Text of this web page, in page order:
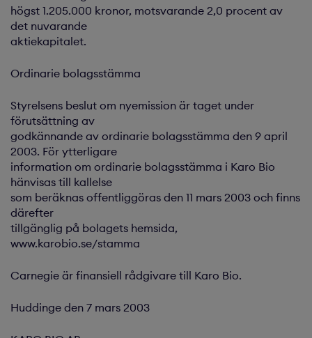
högst 1.205.000 kronor, motsvarande 2,0 procent av
det nuvarande
aktiekapitalet.
Ordinarie bolagsstämma
Styrelsens beslut om nyemission är taget under
förutsättning av
godkännande av ordinarie bolagsstämma den 9 april
2003. För ytterligare
information om ordinarie bolagsstämma i Karo Bio
hänvisas till kallelse
som beräknas offentliggöras den 11 mars 2003 och finns
därefter
tillgänglig på bolagets hemsida,
www.karobio.se/stamma
Carnegie är finansiell rådgivare till Karo Bio.
Huddinge den 7 mars 2003